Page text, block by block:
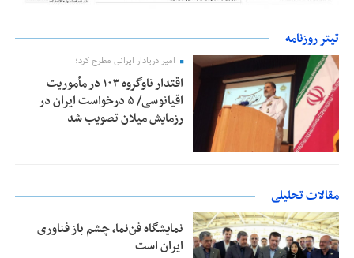
تیتر روزنامه
امیر دریادار ایرانی مطرح کرد؛
اقتدار ناوگروه ۱۰۳ در مأموریت‌
اقیانوسی/ ۵ درخواست ایران در
رزمایش میلان تصویب شد
مقالات تحلیلی
نمایشگاه فن‌نما، چشم باز فناوری
ایران است